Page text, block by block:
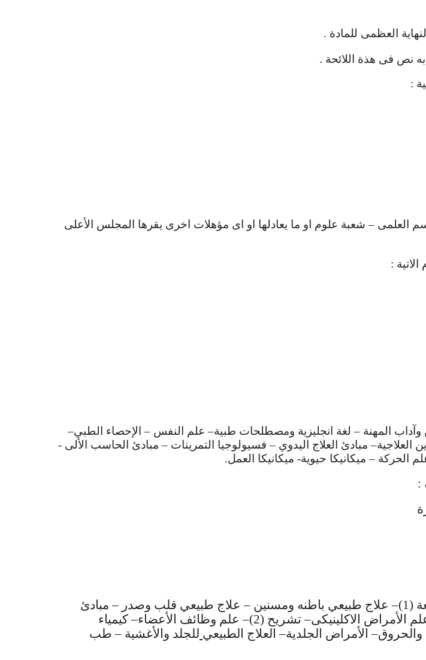
به نص فى هذة اللائحة .
:
العلمى – شعبة علوم او ما يعادلها او اى مؤهلات اخرى يقرها المجلس الأعلى
:
وآداب المهنة – لغة انجليزية ومصطلحات طبية– علم النفس – الإحصاء الطبي–
مبادئ العلاج اليدوي – فسيولوجيا التمرينات – مبادئ الحاسب الألى -
علم الحركة – ميكانيكا حيوية- ميكانيكا العمل.
:
أمراض باطنه ومسنين– أمراض صدرية– جراحة قلب وصدر– الأشعة (1)– علاج طبيعي باطنه ومسنين – علاج طبيعي قلب وصدر – مبادئ
التغذية– علاج طبيعي لجراحة القلب والصدر –الإسعافات الأولية– علم الأمراض الاكلينيكى– تشريح (2)– علم وظائف الأعضاء– كيمياء
للجلد والأغشية – طب